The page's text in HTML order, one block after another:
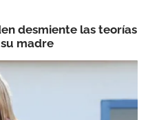
desmiente las teorías
madre